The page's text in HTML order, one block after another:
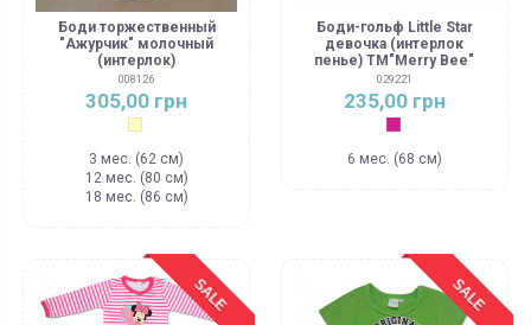
Боди торжественный
"Ажурчик" молочный
(интерлок)
008126
305,00 грн
Молочный
3 мес. (62 см)
12 мес. (80 см)
18 мес. (86 см)
Боди-гольф Little Star
девочка (интерлок
пенье) ТМ"Merry Bee"
029221
235,00 грн
Малиновый
6 мес. (68 см)
SALE SALE